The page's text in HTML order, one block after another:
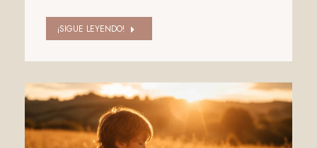
¡SIGUE LEYENDO!